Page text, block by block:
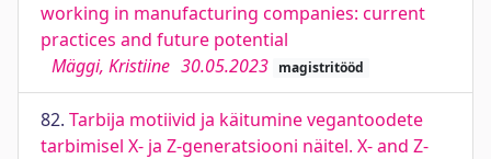
working in manufacturing companies: current
practices and future potential
Mäggi, Kristiine 30.05.2023 magistritööd
82. Tarbija motiivid ja käitumine vegantoodete
tarbimisel X- ja Z-generatsiooni näitel. X- and Z-